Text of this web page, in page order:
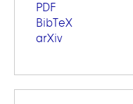
PDF
BibTeX
arXiv